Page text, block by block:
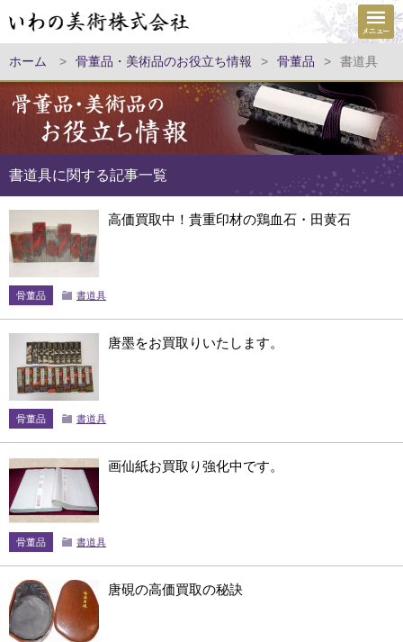
ホーム > 骨董品・美術品のお役立ち情報 > 骨董品 > 書道具
書道具に関する記事一覧
高価買取中！貴重印材の鶏血石・田黄石
骨董品 書道具
唐墨をお買取りいたします。
骨董品 書道具
画仙紙お買取り強化中です。
骨董品 書道具
唐硯の高価買取の秘訣